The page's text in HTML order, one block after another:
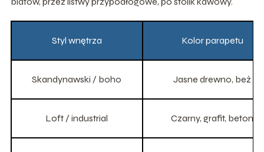
Styl wnętrza Kolor parapetu
Skandynawski / boho Jasne drewno, beż
Loft / industrial Czarny, grafit, beton